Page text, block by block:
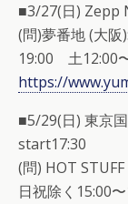
■3/27(日)
(問)夢番地 (大
19:00 土12:00
https://
■5/29(日) 東京
start17:30
(問) HOT
日祝除く15:00